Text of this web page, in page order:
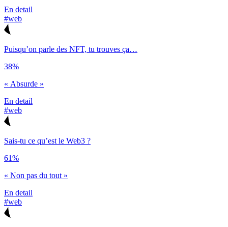
En detail
#web
Puisqu’on parle des NFT, tu trouves ça…
38%
« Absurde »
En detail
#web
Sais-tu ce qu’est le Web3 ?
61%
« Non pas du tout »
En detail
#web